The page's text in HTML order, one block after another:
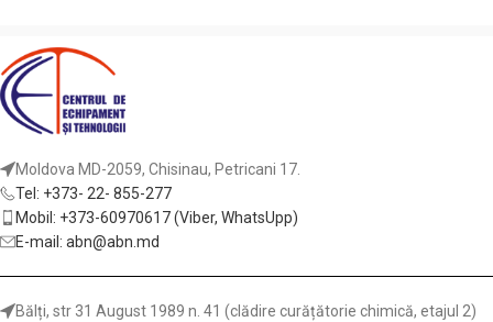
Moldova MD-2059, Chisinau, Petricani 17.
Tel: +373- 22- 855-277
Mobil: +373-60970617 (Viber, WhatsUpp)
E-mail: abn@abn.md
Bălți, str 31 August 1989 n. 41 (clădire curățătorie chimică, etajul 2)